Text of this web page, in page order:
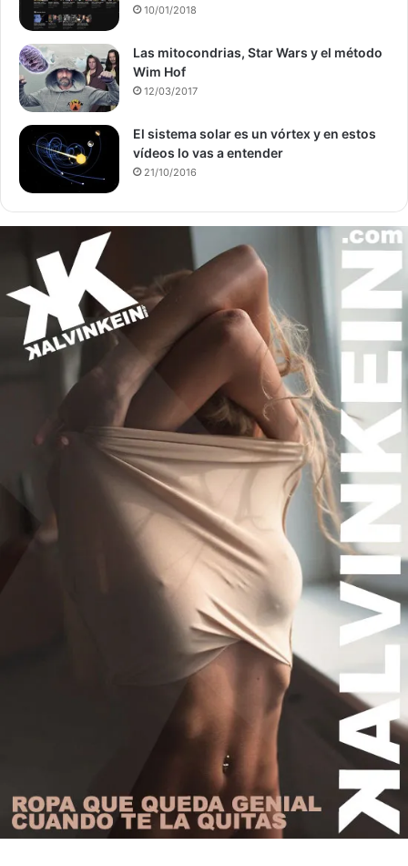
10/01/2018
Las mitocondrias, Star Wars y el método
Wim Hof
12/03/2017
El sistema solar es un vórtex y en estos
vídeos lo vas a entender
21/10/2016